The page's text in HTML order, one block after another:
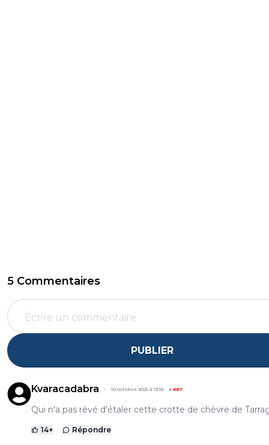
5 Commentaires
PUBLIER
Kvaracadabra 10 octobre 2025 à 13:16 + 887
Qui n'a pas rêvé d'étaler cette crotte de chèvre de
14+ Répondre